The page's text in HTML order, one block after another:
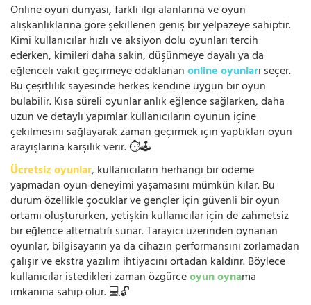
Online oyun dünyası, farklı ilgi alanlarına ve oyun
alışkanlıklarına göre şekillenen geniş bir yelpazeye sahiptir.
Kimi kullanıcılar hızlı ve aksiyon dolu oyunları tercih
ederken, kimileri daha sakin, düşünmeye dayalı ya da
eğlenceli vakit geçirmeye odaklananonline oyunları seçer.
Bu çeşitlilik sayesinde herkes kendine uygun bir oyun
bulabilir. Kısa süreli oyunlar anlık eğlence sağlarken, daha
uzun ve detaylı yapımlar kullanıcıların oyunun içine
çekilmesini sağlayarak zaman geçirmek için yaptıkları oyun
arayışlarına karşılık verir. ⏱️🕹️
Ücretsiz oyunlar, kullanıcıların herhangi bir ödeme
yapmadan oyun deneyimi yaşamasını mümkün kılar. Bu
durum özellikle çocuklar ve gençler için güvenli bir oyun
ortamı oluştururken, yetişkin kullanıcılar için de zahmetsiz
bir eğlence alternatifi sunar. Tarayıcı üzerinden oynanan
oyunlar, bilgisayarın ya da cihazın performansını zorlamadan
çalışır ve ekstra yazılım ihtiyacını ortadan kaldırır. Böylece
kullanıcılar istedikleri zaman özgürceoyun oynama
imkanına sahip olur. 💻🔓